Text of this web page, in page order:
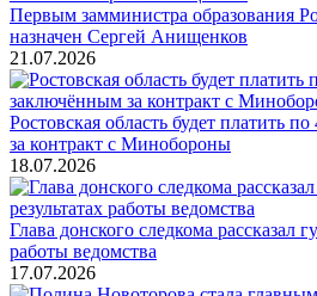
Первым замминистра образования
назначен Сергей Анищенков
21.07.2026
Ростовская область будет платить
за контракт с Минобороны
18.07.2026
Глава донского следкома рассказал
работы ведомства
17.07.2026